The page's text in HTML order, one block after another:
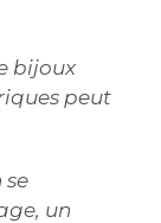
bijoux
peut
se
un